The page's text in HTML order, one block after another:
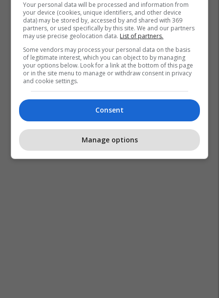
Your personal data will be processed and information from
your device (cookies, unique identifiers, and other device
data) may be stored by, accessed by and shared with 369
partners, or used specifically by this site. We and our partners
may use precise geolocation data. List of partners.
Some vendors may process your personal data on the basis
of legitimate interest, which you can object to by managing
your options below. Look for a link at the bottom of this page
or in the site menu to manage or withdraw consent in privacy
and cookie settings.
Consent
Manage options